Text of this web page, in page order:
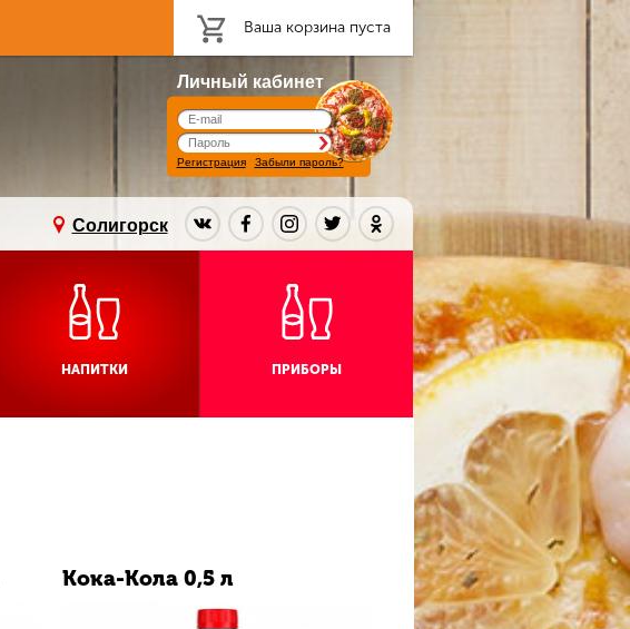
Ваша корзина пуста
Личный кабинет
Регистрация Забыли пароль?
Солигорск
НАПИТКИ ПРИБОРЫ
Кока-Кола 0,5 л